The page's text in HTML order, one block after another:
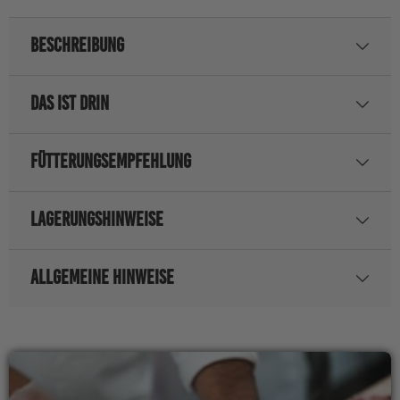
BESCHREIBUNG
DAS IST DRIN
FÜTTERUNGSEMPFEHLUNG
LAGERUNGSHINWEISE
ALLGEMEINE HINWEISE